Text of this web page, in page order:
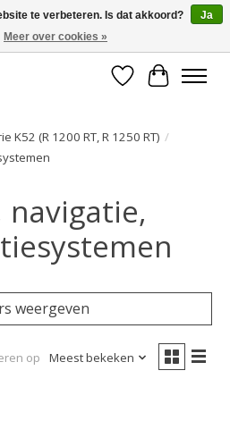
leverbaar!
Verlanglijst
K52 (R 1200 RT, R 1250 RT) /
navigatie,
weergeven
op Meest bekeken
te verbeteren. Is dat akkoord?
Ja
Meer over cookies »